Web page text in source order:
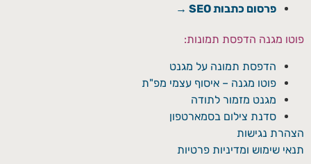
פרסום כתבות SEO →
פוטו מגנה הדפסת תמונות:
הדפסת תמונה על מגנט
פוטו מגנה – איסוף עצמי מפ"ת
מגנט מזמור לתודה
סדנת צילום בסמארטפון
הצהרת נגישות
תנאי שימוש ומדיניות פרטיות